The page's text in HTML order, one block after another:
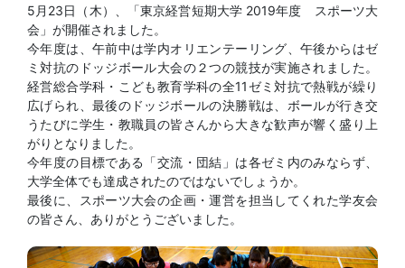
5月23日（木）、「東京経営短期大学 2019年度 スポーツ大
会」が開催されました。
今年度は、午前中は学内オリエンテーリング、午後からはゼ
ミ対抗のドッジボール大会の２つの競技が実施されました。
経営総合学科・こども教育学科の全11ゼミ対抗で熱戦が繰り
広げられ、最後のドッジボールの決勝戦は、ボールが行き交
うたびに学生・教職員の皆さんから大きな歓声が響く盛り上
がりとなりました。
今年度の目標である「交流・団結」は各ゼミ内のみならず、
大学全体でも達成されたのではないでしょうか。
最後に、スポーツ大会の企画・運営を担当してくれた学友会
の皆さん、ありがとうございました。